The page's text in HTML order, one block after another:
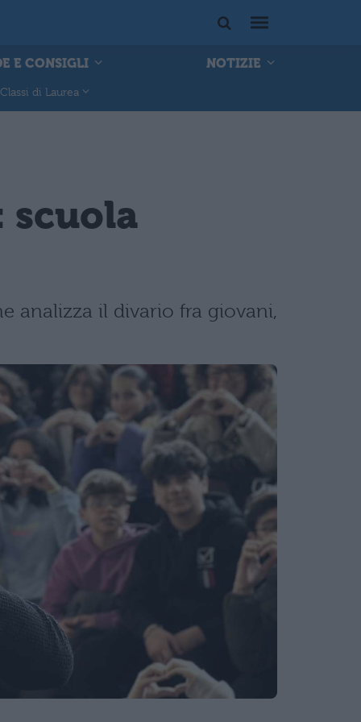
E CONSIGLI NOTIZIE
Classi di Laurea
scuola
analizza il divario fra giovani,